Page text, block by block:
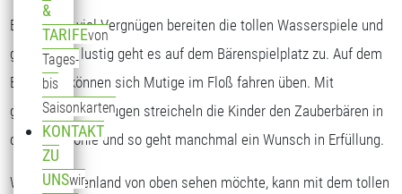
&
TARIFEvon
Tages-
bis
Saisonkarten
KONTAKT
ZU
UNSwir
Besonders viel Vergnügen bereiten die tollen Wasserspiele und
ganz schön lustig geht es auf dem Bärenspielplatz zu. Auf dem
Bärensee können sich Mutige im Floß fahren üben. Mit
geschlossenen Augen streicheln die Kinder den Zauberbären in
der Bärenhöhle und so geht manchmal ein Wunsch in Erfüllung.
Wer das Bärenland von oben sehen möchte, kann mit dem tollen